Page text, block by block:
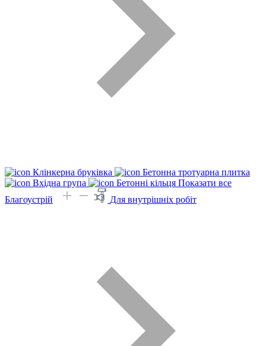
Клінкерна бруківка
Бетонна тротуарна плитка
Вхідна група
Бетонні кільця Показати все
Благоустрій
Для внутрішніх робіт